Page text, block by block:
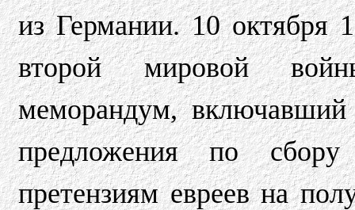
из Германии. 10 октября
второй мировой
меморандум, включавший
предложения по
претензиям евреев на